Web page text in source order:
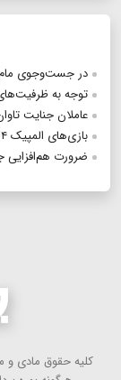
در جست‌وجوی
توجه به
عاملان جنایت
بازی‌های المپیک ۲۰۲۴ را در تلوبیون پیش‌بینی کنید
ضرورت هم‌افزایی
كلیه حقوق مادی و